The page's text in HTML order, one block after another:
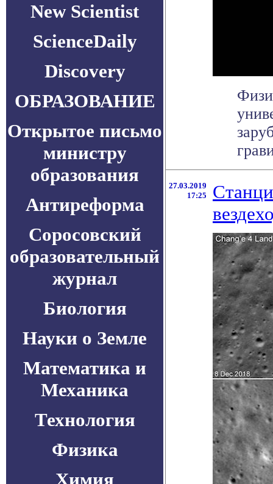
New Scientist
ScienceDaily
Discovery
ОБРАЗОВАНИЕ
Открытое письмо
министру
образования
Антиреформа
Соросовский
образовательный
журнал
Биология
Науки о Земле
Математика и
Механика
Технология
Физика
Химия
27.03.2019
17:25